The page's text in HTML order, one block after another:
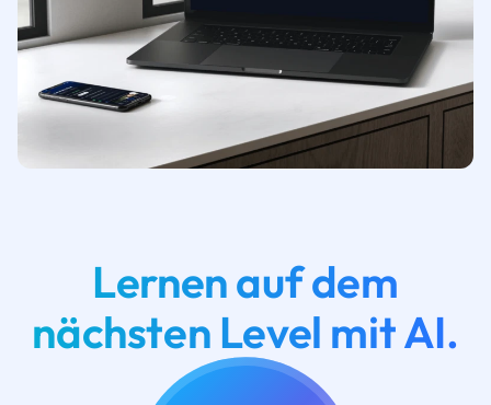
Lernen auf dem
nächsten Level mit AI.